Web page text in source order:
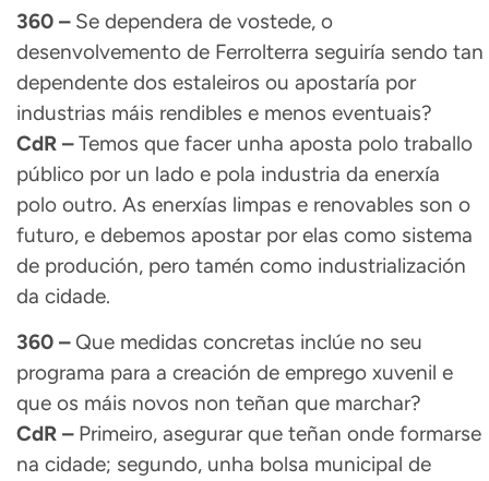
360 –Se dependera de vostede, o
desenvolvemento de Ferrolterra seguiría sendo tan
dependente dos estaleiros ou apostaría por
industrias máis rendibles e menos eventuais?
CdR –Temos que facer unha aposta polo traballo
público por un lado e pola industria da enerxía
polo outro. As enerxías limpas e renovables son o
futuro, e debemos apostar por elas como sistema
de produción, pero tamén como industrialización
da cidade.
360 –Que medidas concretas inclúe no seu
programa para a creación de emprego xuvenil e
que os máis novos non teñan que marchar?
CdR –Primeiro, asegurar que teñan onde formarse
na cidade; segundo, unha bolsa municipal de